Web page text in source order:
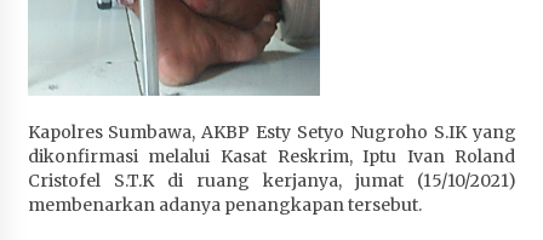
Kapolres Sumbawa, AKBP Esty Setyo Nugroho S.IK yang
dikonfirmasi melalui Kasat Reskrim, Iptu Ivan Roland
Cristofel S.T.K di ruang kerjanya, jumat (15/10/2021)
membenarkan adanya penangkapan tersebut.